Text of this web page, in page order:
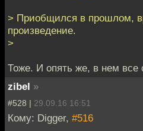
> Приобщился в прошлом,
произведение.
>
Тоже. И опять же, в нем все
zibel »
#528 | 29.09.16 16:51
Кому: Digger, #516